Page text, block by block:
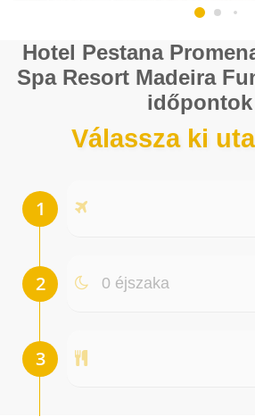
Hotel Pestana
Spa Resort Madeira
időpontok
Válassza ki
0 éjszaka